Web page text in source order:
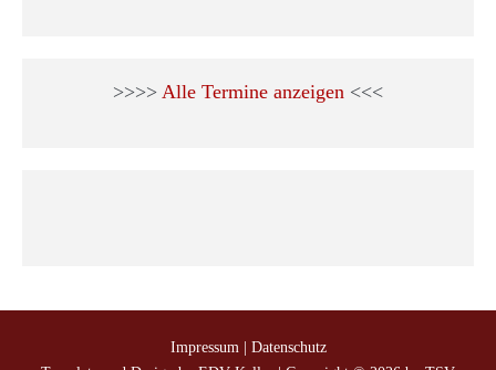
>>>> Alle Termine anzeigen <<<
Impressum
Datenschutz